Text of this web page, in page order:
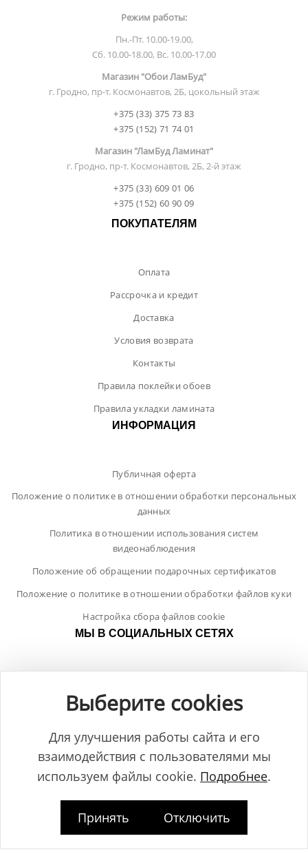
Режим работы:
Пн.-Пт. 10.00-19.00,
Сб. 10.00-18.00, Вс. 10.00-17.00
Магазин "Обои ЛамБуд"
г. Гродно, пр-т. Космонавтов, 2Б, цокольный этаж
+375 (33) 375 73 83
+375 (152) 71 74 01
Магазин "ЛамБуд Ламинат"
г. Гродно, пр-т. Космонавтов, 2Б, 2-й этаж
+375 (33) 609 01 06
+375 (152) 60 90 09
ПОКУПАТЕЛЯМ
Оплата
Рассрочка и кредит
Доставка
Условия возврата
Контакты
Правила поклейки обоев
Правила укладки ламината
ИНФОРМАЦИЯ
Публичная оферта
Положение о политике в отношении обработки персональных
данных
Политика в отношении использования систем
видеонаблюдения
Положение об обращении подарочных сертификатов
Положение о политике в отношении обработки файлов куки
Настройка сбора файлов cookie
МЫ В СОЦИАЛЬНЫХ СЕТЯХ
выданное Главным управлением юстиции Гродненского
Выберите cookies
Для улучшения работы сайта и его
взаимодействия с пользователями мы
используем файлы cookie. Подробнее.
Принять Отключить